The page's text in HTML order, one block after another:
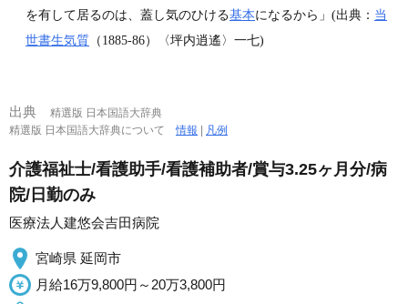
を有して居るのは、蓋し気のひける基本になるから」(出典： 当
世書生気質 （1885‐86）〈坪内逍遙〉一七)
出典
精選版 日本国語大辞典
精選版 日本国語大辞典について情報 凡例
介護福祉士/看護助手/看護補助者/賞与3.25ヶ月分/病
院/日勤のみ
医療法人建悠会吉田病院
宮崎県 延岡市
月給16万9,800円～20万3,800円